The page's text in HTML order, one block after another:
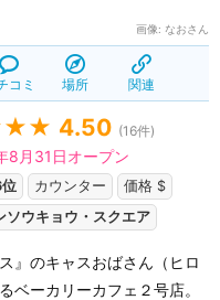
画像: なおさん
コミ 場所 関連
4.50 (16件)
8月31日オープン
カウンター
価格 $
ソウキョウ・スクエア
』のキャスおばさん（ヒロ
ベーカリーカフェ２号店。